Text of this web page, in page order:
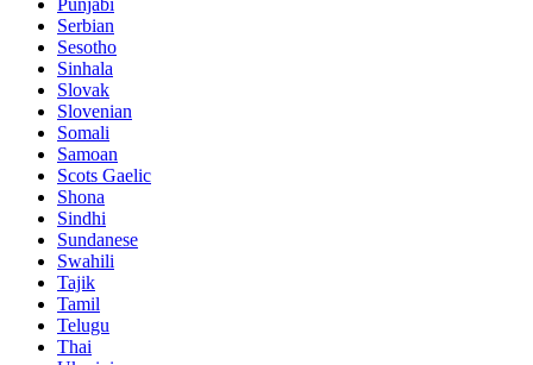
Serbian
Sesotho
Sinhala
Slovak
Slovenian
Somali
Samoan
Scots Gaelic
Shona
Sindhi
Sundanese
Swahili
Tajik
Tamil
Telugu
Thai